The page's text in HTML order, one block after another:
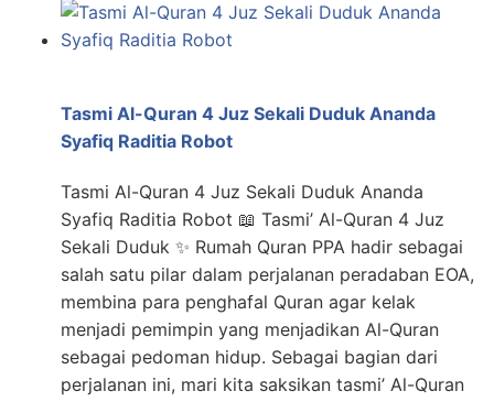
Tasmi Al-Quran 4 Juz Sekali Duduk Ananda
Syafiq Raditia Robot
Tasmi Al-Quran 4 Juz Sekali Duduk Ananda
Syafiq Raditia Robot 📖 Tasmi’ Al-Quran 4 Juz
Sekali Duduk ✨ Rumah Quran PPA hadir sebagai
salah satu pilar dalam perjalanan peradaban EOA,
membina para penghafal Quran agar kelak
menjadi pemimpin yang menjadikan Al-Quran
sebagai pedoman hidup. Sebagai bagian dari
perjalanan ini, mari kita saksikan tasmi’ Al-Quran